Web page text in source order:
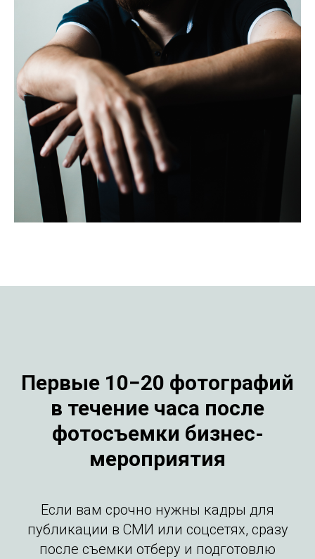
Первые 10−20 фотографий
в течение часа после
фотосъемки бизнес-
мероприятия
Если вам срочно нужны кадры для
публикации в СМИ или соцсетях, сразу
после съемки отберу и подготовлю